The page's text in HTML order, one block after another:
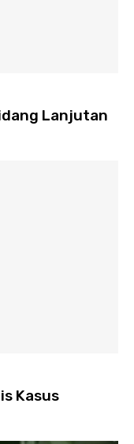
Lanjutan
Kasus